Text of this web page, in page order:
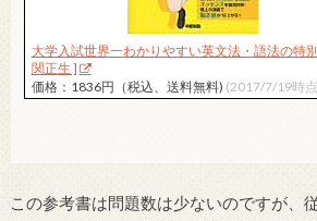
大学入試世界一わかりやすい英文法・語法の特
関正生 ]
価格：1836円（税込、送料無料) (2017/7/19時
この参考書は問題数は少ないのですが、